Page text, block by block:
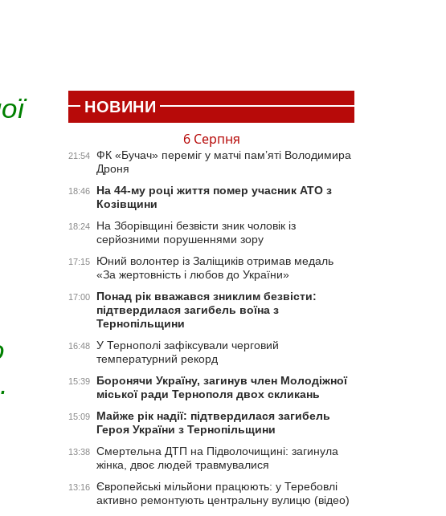
НОВИНИ
6 Серпня
21:54
ФК «Бучач» переміг у матчі пам’яті Володимира
Дроня
18:46
На 44-му році життя помер учасник АТО з
Козівщини
18:24
На Зборівщині безвісти зник чоловік із
серйозними порушеннями зору
17:15
Юний волонтер із Заліщиків отримав медаль
«За жертовність і любов до України»
17:00
Понад рік вважався зниклим безвісти:
підтвердилася загибель воїна з
Тернопільщини
16:48
У Тернополі зафіксували черговий
температурний рекорд
15:39
Боронячи Україну, загинув член Молодіжної
міської ради Тернополя двох скликань
15:09
Майже рік надії: підтвердилася загибель
Героя України з Тернопільщини
13:38
Смертельна ДТП на Підволочищині: загинула
жінка, двоє людей травмувалися
13:16
Європейські мільйони працюють: у Теребовлі
активно ремонтують центральну вулицю (відео)